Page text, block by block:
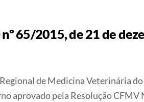
65/2015, de 21 de
de Medicina Veterinária
aprovado pela Resolução CFMV